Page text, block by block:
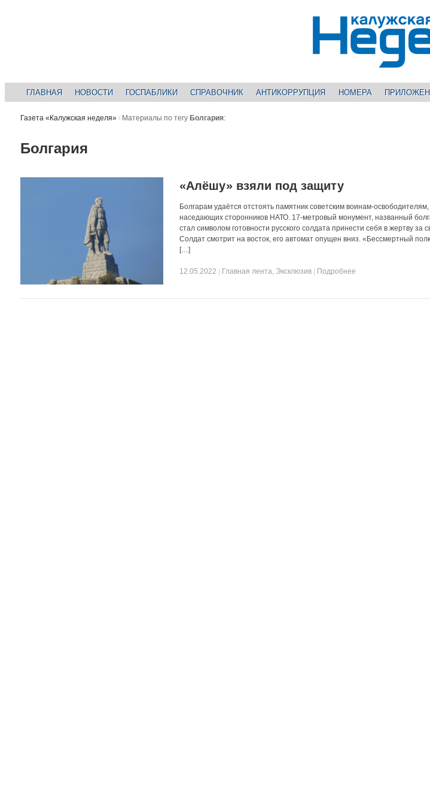
ГЛАВНАЯ НОВОСТИ ГОСПАБЛИКИ СПРАВОЧНИК АНТИКОРРУПЦИЯ НОМЕРА
Газета «Калужская неделя» / Материалы по тегу Болгария:
Болгария
«Алёшу» взяли под защиту
Болгарам удаётся отстоять памятник советским воинам-
наседающих сторонников НАТО. 17-метровый монумент, названный
стал символом готовности русского солдата принести себя в жертву за
Солдат смотрит на восток, его автомат опущен вниз. «Бессмертный
[…]
12.05.2022 Главная лента, Эксклюзив Подробнее